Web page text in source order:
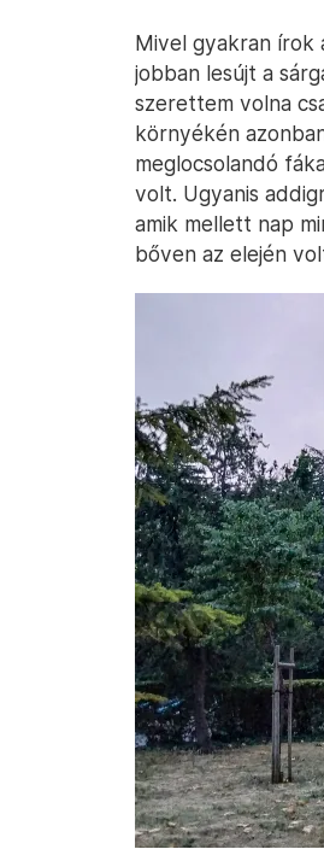
Mivel gyakran írok
jobban lesújt a
szerettem volna
környékén
meglocsolandó
volt. Ugyanis
amik mellett nap
bőven az elején